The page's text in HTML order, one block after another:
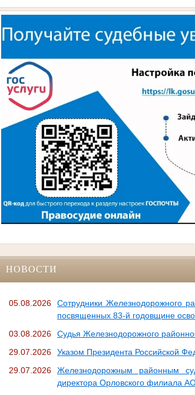
НОВОСТИ
05.08.2026
Сотрудники Железнодорожного
посвященных 83-й годовщине
03.08.2026
Судья Железнодорожного
29.07.2026
Указом Президента Российской
29.07.2026
Железнодорожным районным
директора Орловского филиала